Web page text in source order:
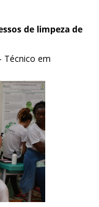
de limpeza de
Técnico em